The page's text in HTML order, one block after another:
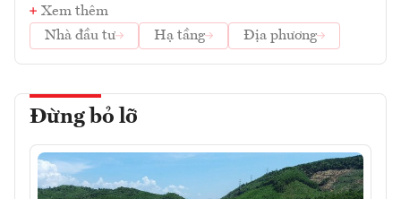
Xem thêm
Nhà đầu tư
Hạ tầng Địa phương
Đừng bỏ lỡ